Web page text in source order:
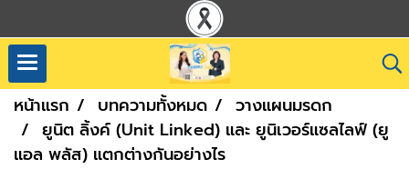
หน้าแรก บทความทั้งหมด
วางแผนมรดก
ยูนิต ลิ้งค์​ (Unit Linked) และ ยูนิเวอร์แซลไลฟ์ (ยู
แอล พลัส) แตกต่างกันอย่างไร